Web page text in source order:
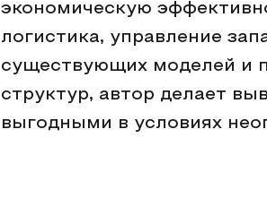
экономическую
логистика, управление
существующих моделей и
структур, автор делает
выгодными в условиях